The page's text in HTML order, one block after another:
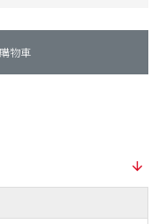
物車